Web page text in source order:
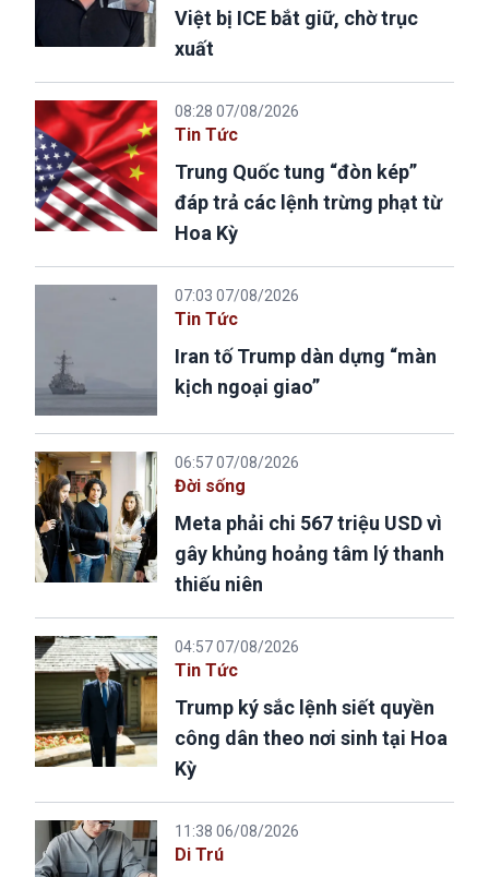
Việt bị ICE bắt giữ, chờ trục
xuất
08:28 07/08/2026
Tin Tức
Trung Quốc tung “đòn kép”
đáp trả các lệnh trừng phạt từ
Hoa Kỳ
07:03 07/08/2026
Tin Tức
Iran tố Trump dàn dựng “màn
kịch ngoại giao”
06:57 07/08/2026
Đời sống
Meta phải chi 567 triệu USD vì
gây khủng hoảng tâm lý thanh
thiếu niên
04:57 07/08/2026
Tin Tức
Trump ký sắc lệnh siết quyền
công dân theo nơi sinh tại Hoa
Kỳ
11:38 06/08/2026
Di Trú